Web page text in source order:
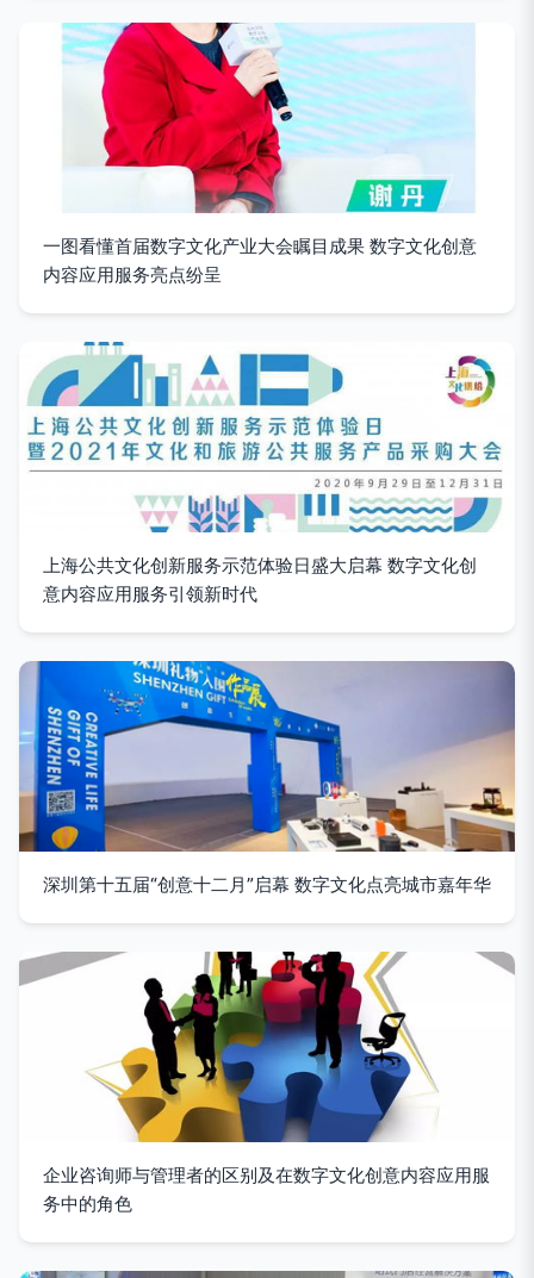
一图看懂首届数字文化产业大会瞩目成果 数字文化创意
内容应用服务亮点纷呈
上海公共文化创新服务示范体验日盛大启幕 数字文化创
意内容应用服务引领新时代
深圳第十五届“创意十二月”启幕 数字文化点亮城市嘉年华
企业咨询师与管理者的区别及在数字文化创意内容应用服
务中的角色